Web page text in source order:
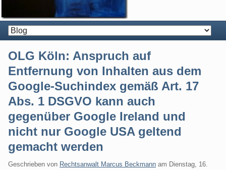
OLG Köln: Anspruch auf
Entfernung von Inhalten aus dem
Google-Suchindex gemäß Art. 17
Abs. 1 DSGVO kann auch
gegenüber Google Ireland und
nicht nur Google USA geltend
gemacht werden
Geschrieben von Rechtsanwalt Marcus Beckmann am Dienstag, 16.